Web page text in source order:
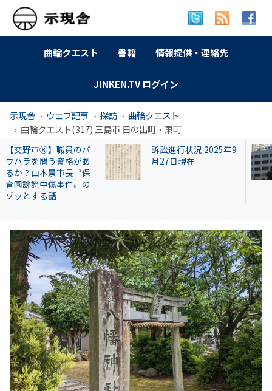
曲輪クエスト 書籍 情報提供・連絡先
JINKEN.TV ログイン
示現舎 ウェブ記事 探訪
曲輪クエスト
曲輪クエスト(317) 三島市 日の出町・東町
訴訟進行状況 2025年9
月27日現在
【名古屋市】なぜ
署員は保護した猫
場に戻したか？
遺棄事件が影響し